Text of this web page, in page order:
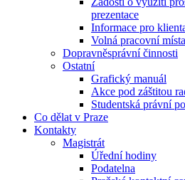
prezentace
Informace pro
Volná pracovní místa
Dopravněsprávní činnosti
Ostatní
Grafický manuál
Akce pod záštitou
Studentská právní
Co dělat v Praze
Kontakty
Magistrát
Úřední hodiny
Podatelna